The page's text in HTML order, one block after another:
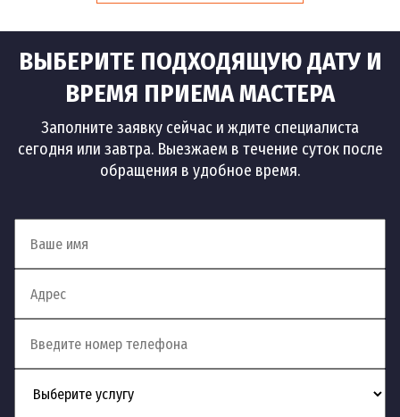
ВЫБЕРИТЕ ПОДХОДЯЩУЮ ДАТУ И
ВРЕМЯ ПРИЕМА МАСТЕРА
Заполните заявку сейчас и ждите специалиста
сегодня или завтра. Выезжаем в течение суток после
обращения в удобное время.